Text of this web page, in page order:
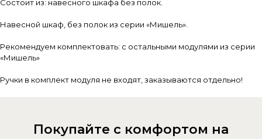
Состоит из: навесного шкафа без полок.
Навесной шкаф, без полок из серии «Мишель».
Рекомендуем комплектовать: с остальными модулями из серии
«Мишель»
Ручки в комплект модуля не входят, заказываются отдельно!
Покупайте с комфортом на